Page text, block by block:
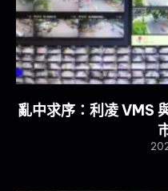
亂中求序：利凌 VMS